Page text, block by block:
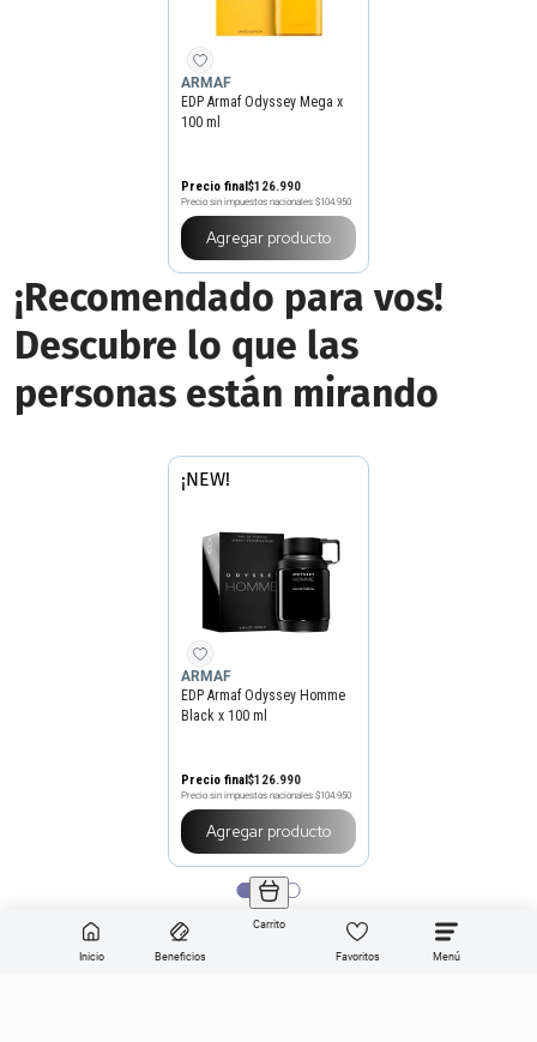
Inicio Beneficios
Carrito
Favoritos
ARMAF
EDP Armaf Odyssey Mega x
100 ml
Precio final$126.990
Precio sin impuestos nacionales $104.950
Agregar producto
¡Recomendado para vos!
Descubre lo que las
personas están mirando
¡NEW!
ARMAF
EDP Armaf Odyssey Homme
Black x 100 ml
Precio final$126.990
Precio sin impuestos nacionales $104.950
Agregar producto